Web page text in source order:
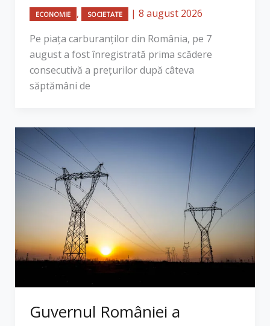
ECONOMIE , SOCIETATE | 8 august 2026
Pe piața carburanților din România, pe 7
august a fost înregistrată prima scădere
consecutivă a prețurilor după câteva
săptămâni de
Guvernul României a